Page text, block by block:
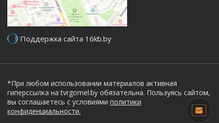
Поддержка сайта 16kb.by
*При любом использовании материалов активная
гиперссылка на tvrgomel.by обязательна. Пользуясь сайтом,
вы соглашаетесь с условиями политики
конфиденциальности.